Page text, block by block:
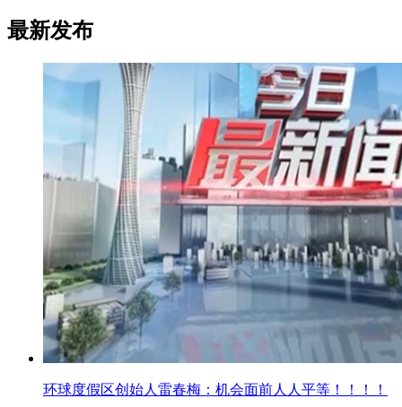
最新发布
环球度假区创始人雷春梅：机会面前人人平等！！！！